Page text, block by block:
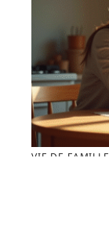
VIE DE FAMILLE